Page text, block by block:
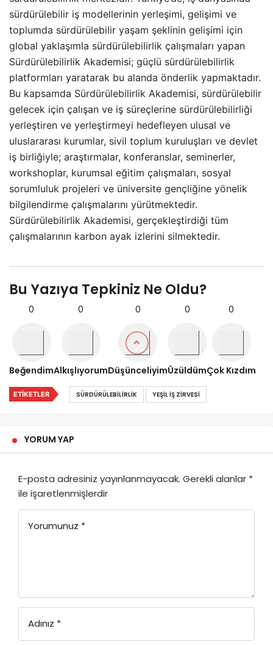
sürdürülebilir iş modellerinin yerleşimi, gelişimi ve
toplumda sürdürülebilir yaşam şeklinin gelişimi için
global yaklaşımla sürdürülebilirlik çalışmaları yapan
Sürdürülebilirlik Akademisi; güçlü sürdürülebilirlik
platformları yaratarak bu alanda önderlik yapmaktadır.
Bu kapsamda Sürdürülebilirlik Akademisi, sürdürülebilir
gelecek için çalışan ve iş süreçlerine sürdürülebilirliği
yerleştiren ve yerleştirmeyi hedefleyen ulusal ve
uluslararası kurumlar, sivil toplum kuruluşları ve devlet
iş birliğiyle; araştırmalar, konferanslar, seminerler,
workshoplar, kurumsal eğitim çalışmaları, sosyal
sorumluluk projeleri ve üniversite gençliğine yönelik
bilgilendirme çalışmalarını yürütmektedir.
Sürdürülebilirlik Akademisi, gerçekleştirdiği tüm
çalışmalarının karbon ayak izlerini silmektedir.
Bu Yazıya Tepkiniz Ne Oldu?
0
Beğendim
0
Alkışlıyorum
0
Düşünceliyim
0
Üzüldüm
0
Çok Kızdım
ETIKETLER SÜRDÜRÜLEBILIRLIK YEŞIL İŞ ZIRVESI
YORUM YAP
E-posta adresiniz yayınlanmayacak. Gerekli alanlar *
ile işaretlenmişlerdir
Yorumunuz *
Adınız *